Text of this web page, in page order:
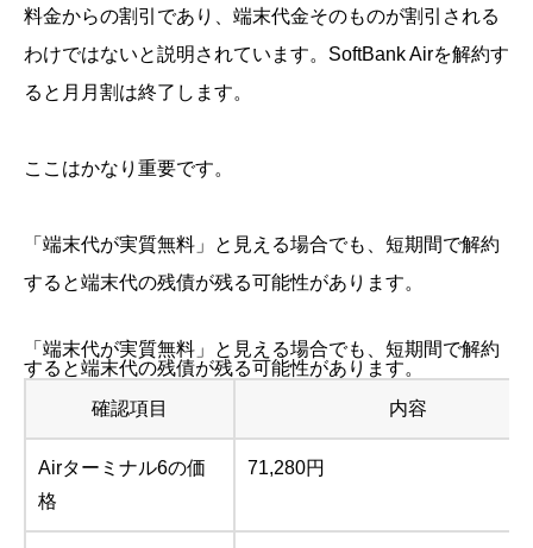
料金からの割引であり、端末代金そのものが割引される
わけではないと説明されています。SoftBank Airを解約す
ると月月割は終了します。
ここはかなり重要です。
「端末代が実質無料」と見える場合でも、短期間で解約
すると端末代の残債が残る可能性があります。
「端末代が実質無料」と見える場合でも、短期間で解約
すると端末代の残債が残る可能性があります。
確認項目
内容
Airターミナル6の価
格
71,280円